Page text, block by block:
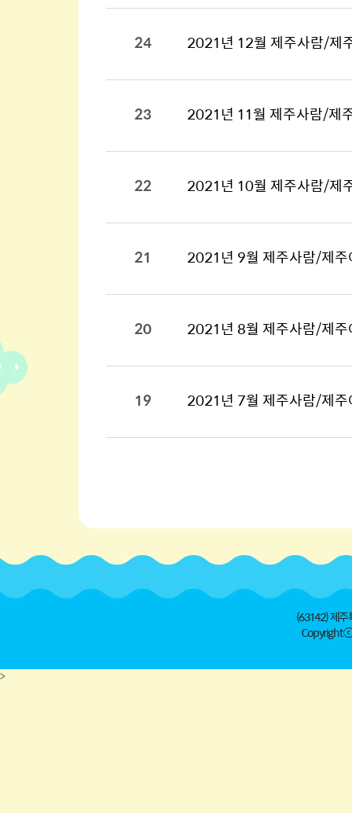
24 2021년 12월 제주사람/제
23 2021년 11월 제주사람/제
22 2021년 10월 제주사람/제
21 2021년 9월 제주사람/제주
20 2021년 8월 제주사람/제주
19 2021년 7월 제주사람/제주
(63142) 제주
Copyright
>